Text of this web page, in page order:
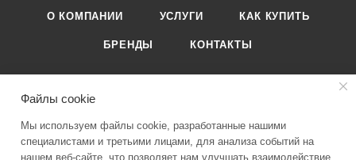
О КОМПАНИИ УСЛУГИ КАК КУПИТЬ
БРЕНДЫ КОНТАКТЫ
8-495-989-51-83
Файлы cookie
Мы используем файлы cookie, разработанные нашими
специалистами и третьими лицами, для анализа событий на
нашем веб-сайте, что позволяет нам улучшать взаимодействие